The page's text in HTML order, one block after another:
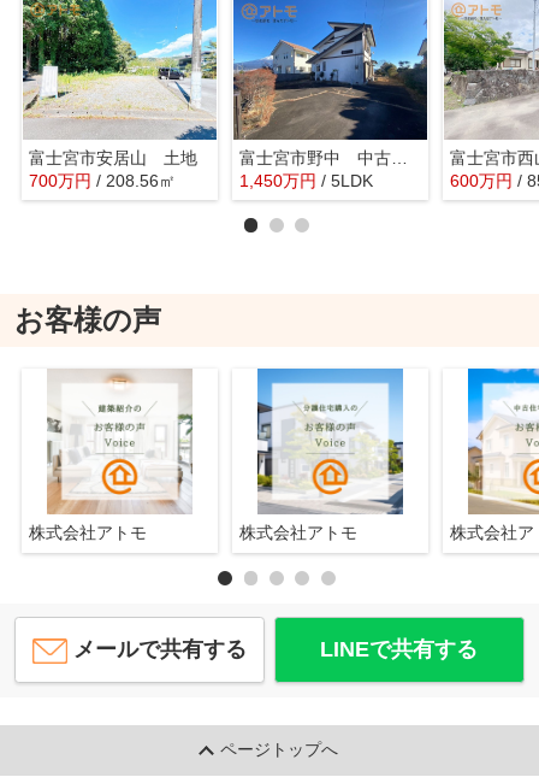
富士宮市安居山 土地
700万円 / 208.56㎡
富士宮市野中 中古戸建
1,450万円 / 5LDK
富士宮市
600万円 /
お客様の声
株式会社アトモ 株式会社アトモ 株式会社
メールで共有する LINEで共有する
ページトップへ